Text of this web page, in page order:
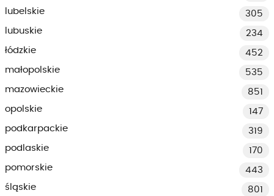
lubelskie
305
lubuskie
234
łódzkie
452
małopolskie
535
mazowieckie
851
opolskie
147
podkarpackie
319
podlaskie
170
pomorskie
443
śląskie
801